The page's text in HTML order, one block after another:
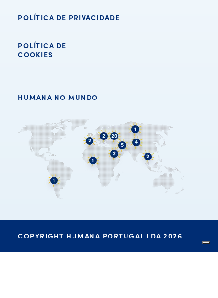
POLÍTICA DE PRIVACIDADE
POLÍTICA DE
COOKIES
HUMANA NO MUNDO
COPYRIGHT HUMANA PORTUGAL LDA 2026